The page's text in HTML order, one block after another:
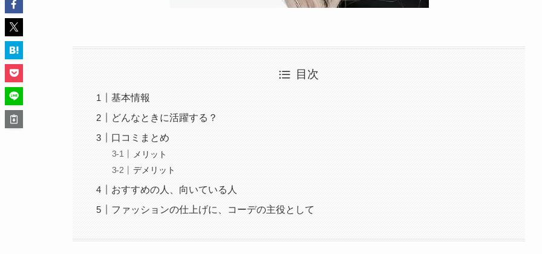
目次
基本情報
どんなときに活躍する？
口コミまとめ
メリット
デメリット
おすすめの人、向いている人
ファッションの仕上げに、コーデの主役として